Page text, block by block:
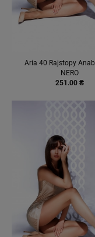
Aria 40 Rajstopy
NERO
251.00 ₴